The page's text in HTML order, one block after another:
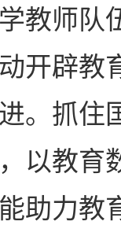
教师队
开辟教
。抓住
以教育
助力教